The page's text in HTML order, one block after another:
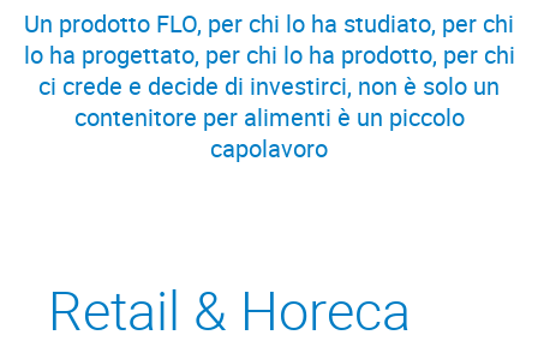
Un prodotto FLO, per chi lo ha studiato, per chi
lo ha progettato, per chi lo ha prodotto, per chi
ci crede e decide di investirci, non è solo un
contenitore per alimenti è un piccolo
capolavoro
Retail & Horeca